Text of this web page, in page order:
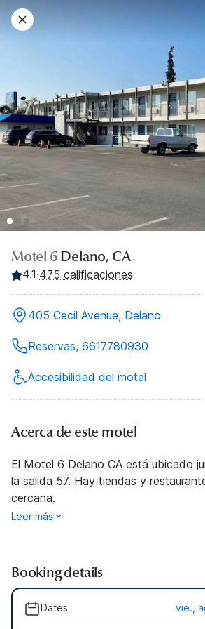
Motel 6 Delano, CA
4.1·475 calificaciones
405 Cecil Avenue, Delano
Reservas, 6617780930
Accesibilidad del motel
Acerca de este motel
El Motel 6 Delano CA está ubicado
la salida 57. Hay tiendas y
cercana.
Leer más
Booking details
Dates vie.,